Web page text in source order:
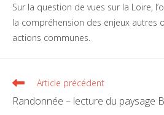
Sur la question de vues sur la Loire,
la compréhension des enjeux autres
actions communes.
Article précédent
Randonnée – lecture du paysage